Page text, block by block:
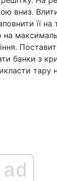
вниз.
її на
на
банки з
тару
ad